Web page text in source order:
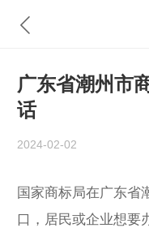
广东省潮州市
话
2024-02-02
国家商标局在广东省
口，居民或企业想要